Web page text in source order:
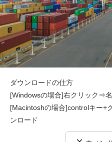
ダウンロードの仕方
[Windowsの場合]右クリック⇒
[Macintoshの場合]controlキー+
ンロード